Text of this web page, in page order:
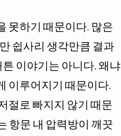
쉽사리 생각만큼 결과
이야기는 아니다. 왜냐
이루어지기 때문이다.
절로 빠지지 않기 때문
항문 내 압력방이 깨끗